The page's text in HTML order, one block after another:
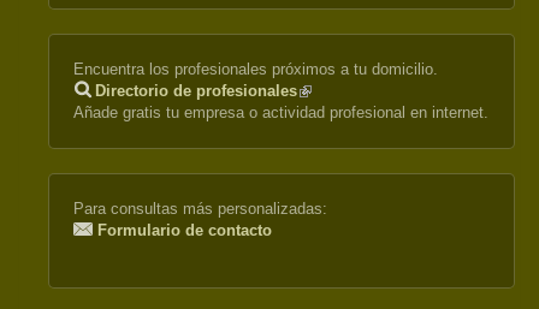
Encuentra los profesionales próximos a tu domicilio.
Directorio de profesionales(link
is
Añade gratis tu empresa o actividad profesional en internet.
Para consultas más personalizadas:
Formulario de contacto